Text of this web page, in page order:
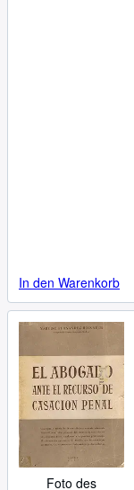
In den Warenkorb
Foto des